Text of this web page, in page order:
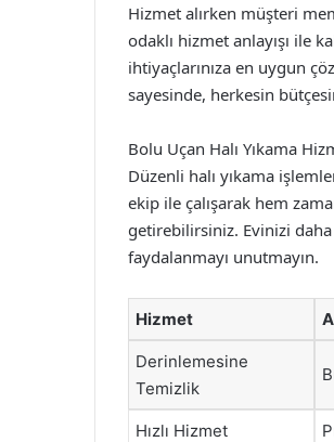
Hizmet alırken müşteri
odaklı hizmet anlayışı ile
ihtiyaçlarınıza en uygun
sayesinde, herkesin
Bolu Uçan Halı Yıkama
Düzenli halı yıkama
ekip ile çalışarak hem
getirebilirsiniz. Evinizi
faydalanmayı unutmayın.
Hizmet
Derinlemesine
Temizlik
Hızlı Hizmet